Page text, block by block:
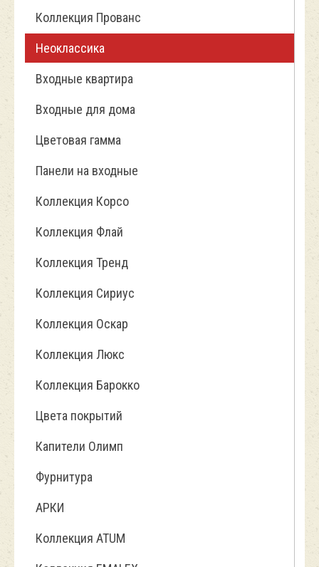
Коллекция Прованс
Неоклассика
Входные квартира
Входные для дома
Цветовая гамма
Панели на входные
Коллекция Корсо
Коллекция Флай
Коллекция Тренд
Коллекция Сириус
Коллекция Оскар
Коллекция Люкс
Коллекция Барокко
Цвета покрытий
Капители Олимп
Фурнитура
АРКИ
Коллекция ATUM